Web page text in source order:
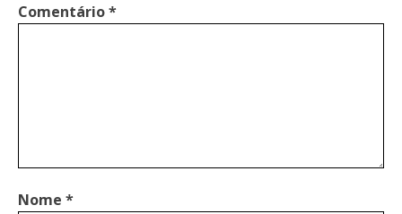
Comentário*
Nome *